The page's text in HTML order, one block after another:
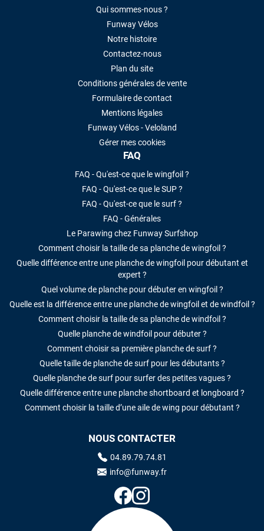
Qui sommes-nous ?
Funway Vélos
Notre histoire
Contactez-nous
Plan du site
Conditions générales de vente
Formulaire de contact
Mentions légales
Funway Vélos - Veloland
Gérer mes cookies
FAQ
FAQ - Qu'est-ce que le wingfoil ?
FAQ - Qu'est-ce que le SUP ?
FAQ - Qu'est-ce que le surf ?
FAQ - Générales
Le Parawing chez Funway Surfshop
Comment choisir la taille de sa planche de wingfoil ?
Quelle différence entre une planche de wingfoil pour débutant et
expert ?
Quel volume de planche pour débuter en wingfoil ?
Quelle est la différence entre une planche de wingfoil et de windfoil ?
Comment choisir la taille de sa planche de windfoil ?
Quelle planche de windfoil pour débuter ?
Comment choisir sa première planche de surf ?
Quelle taille de planche de surf pour les débutants ?
Quelle planche de surf pour surfer des petites vagues ?
Quelle différence entre une planche shortboard et longboard ?
Comment choisir la taille d’une aile de wing pour débutant ?
NOUS CONTACTER
04.89.79.74.81
info@funway.fr